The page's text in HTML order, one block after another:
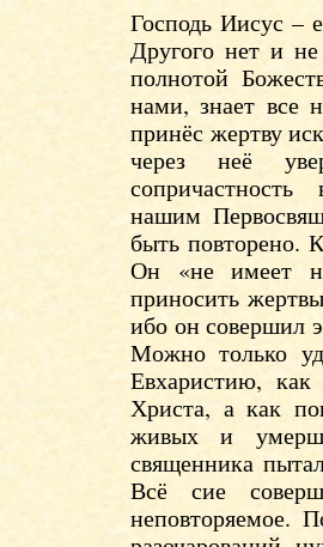
Господь Иисус –
Другого нет и
полнотой
нами, знает все
принёс жертву
через неё
нашим
быть повторено.
Он «не имеет
приносить
ибо он совершил
Можно только
Евхаристию,
Христа, а как
живых и
священника
Всё сие
неповторяемое.